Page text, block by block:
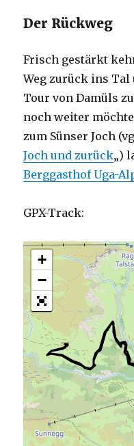
Der Rückweg
Frisch gestärkt
Weg zurück ins Tal
Tour von Damüls
noch weiter
zum Sünser Joch
Joch und zurück„)
Berggasthof Uga-
GPX-Track:
+
−